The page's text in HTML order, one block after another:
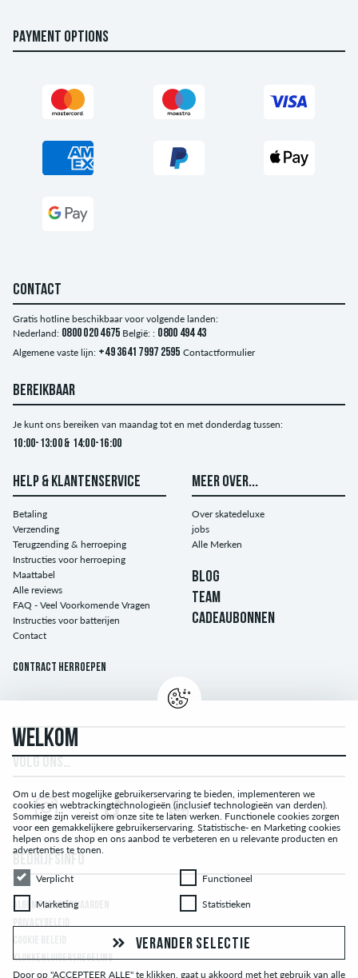
PAYMENT OPTIONS
CONTACT
Gratis hotline beschikbaar voor volgende landen:
Nederland: 0800 020 4675 België: : 0800 494 43
Algemene vaste lijn: +49 3641 7997 2595 Contactformulier
BEREIKBAAR
Je kunt ons bereiken van maandag tot en met donderdag tussen:
10:00-13:00 & 14:00-16:00
HELP & KLANTENSERVICE
Betaling
Verzending
Terugzending & herroeping
Instructies voor herroeping
Maattabel
Alle reviews
FAQ - Veel Voorkomende Vragen
Instructies voor batterijen
Contact
Contract herroepen
MEER OVER...
Over skatedeluxe
jobs
Alle Merken
BLOG
TEAM
CADEAUBONNEN
ALGEMENE VOORWAARDEN
PRIVACYBELEID
KLOKKENLUIDERSREGELING
WELKOM
Om u de best mogelijke gebruikerservaring te bieden, implementeren we
cookies en webtrackingtechnologieën (inclusief technologieën van derden).
Sommige zijn vereist om onze site te laten werken. Functionele cookies zorgen
voor een gemakkelijkere gebruikerservaring. Statistische- en Marketing cookies
helpen ons de shop en ons aanbod te verbeteren en u relevante producten en
advertenties te tonen.
VerplichtVerplicht Functioneel
Functioneel
MarketingMarketing Statistieken
Statistieken
VERANDER SELECTIE
Door op "ACCEPTEER ALLE" te klikken, gaat u akkoord met het gebruik van alle